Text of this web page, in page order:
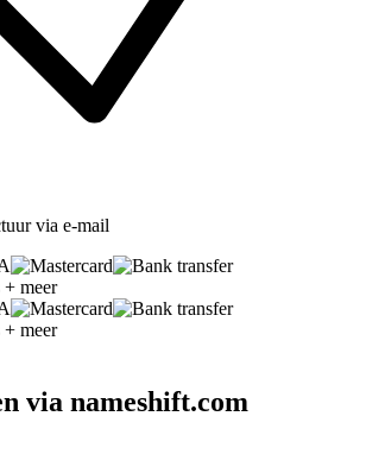
via e-mail
+ meer
+ meer
via nameshift.com